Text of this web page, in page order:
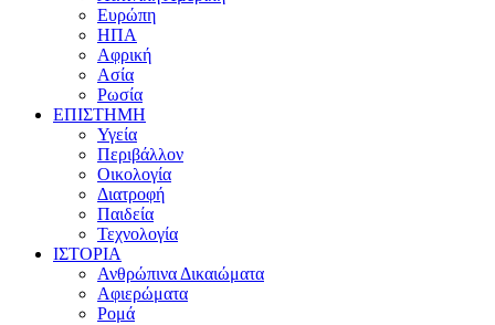
Ευρώπη
ΗΠΑ
Αφρική
Ασία
Ρωσία
ΕΠΙΣΤΗΜΗ
Υγεία
Περιβάλλον
Οικολογία
Διατροφή
Παιδεία
Τεχνολογία
ΙΣΤΟΡΙΑ
Ανθρώπινα Δικαιώματα
Αφιερώματα
Ρομά